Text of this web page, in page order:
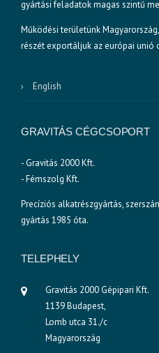
gyártási feladatok magas szintű
Működési területünk
részét exportáljuk az európai unió
English
GRAVITÁS CÉGCSOPORT
- Gravitás 2000 Kft.
- Fémszolg Kft.
Precíziós alkatrészgyártás,
gyártás 1985 óta.
TELEPHELY
Gravitás 2000 Gépipari Kft.
1139 Budapest,
Lomb utca 31./c
Magyarország